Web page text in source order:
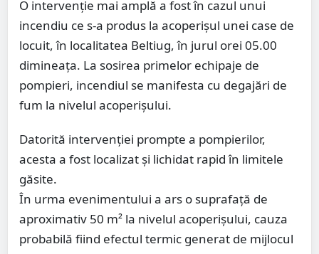
O intervenție mai amplă a fost în cazul unui
incendiu ce s-a produs la acoperișul unei case de
locuit, în localitatea Beltiug, în jurul orei 05.00
dimineața. La sosirea primelor echipaje de
pompieri, incendiul se manifesta cu degajări de
fum la nivelul acoperișului.
Datorită intervenției prompte a pompierilor,
acesta a fost localizat și lichidat rapid în limitele
găsite.
În urma evenimentului a ars o suprafață de
aproximativ 50 m² la nivelul acoperișului, cauza
probabilă fiind efectul termic generat de mijlocul